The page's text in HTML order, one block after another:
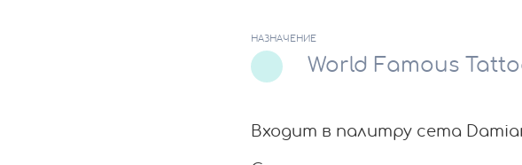
НАЗНАЧЕНИЕ
World Famous
Входит в палитру сета